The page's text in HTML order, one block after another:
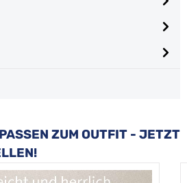
ZUM OUTFIT - JETZT